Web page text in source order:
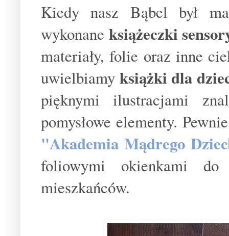
Kiedy nasz Bąbel był
wykonane książeczki
materiały, folie oraz inne
uwielbiamy książki dla
pięknymi ilustracjami
pomysłowe elementy.
"Akademia Mądrego
foliowymi okienkami
mieszkańców.